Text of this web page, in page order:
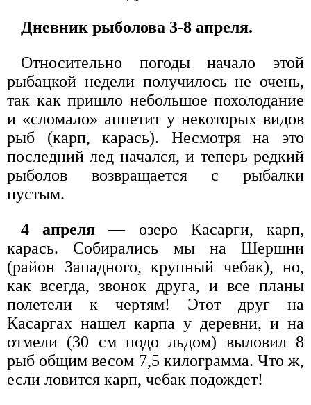
Дневник рыболова 3-8 апреля.
Относительно погоды начало этой
рыбацкой недели получилось не очень,
так как пришло небольшое похолодание
и «сломало» аппетит у некоторых видов
рыб (карп, карась). Несмотря на это
последний лед начался, и теперь редкий
рыболов возвращается с рыбалки
пустым.
4 апреля — озеро Касарги, карп,
карась. Собирались мы на Шершни
(район Западного, крупный чебак), но,
как всегда, звонок друга, и все планы
полетели к чертям! Этот друг на
Касаргах нашел карпа у деревни, и на
отмели (30 см подо льдом) выловил 8
рыб общим весом 7,5 килограмма. Что ж,
если ловится карп, чебак подождет!